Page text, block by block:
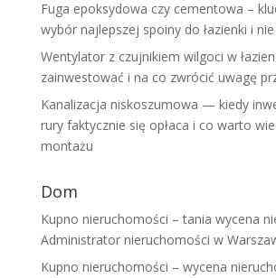
Fuga epoksydowa czy cementowa –
wybór najlepszej spoiny do łazienki i
Wentylator z czujnikiem wilgoci w
zainwestować i na co zwrócić uwagę
Kanalizacja niskoszumowa — kiedy
rury faktycznie się opłaca i co warto
montażu
Dom
Kupno nieruchomości – tania wycena
Administrator nieruchomości w
Kupno nieruchomości – wycena